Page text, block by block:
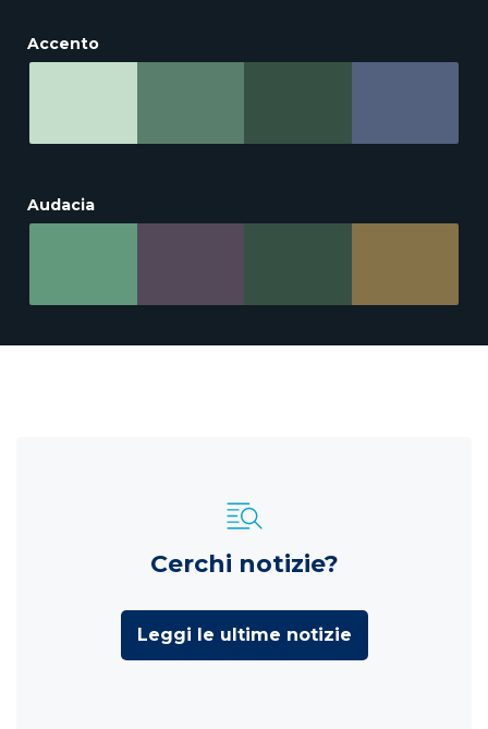
Accento
Audacia
Cerchi notizie?
Leggi le ultime notizie